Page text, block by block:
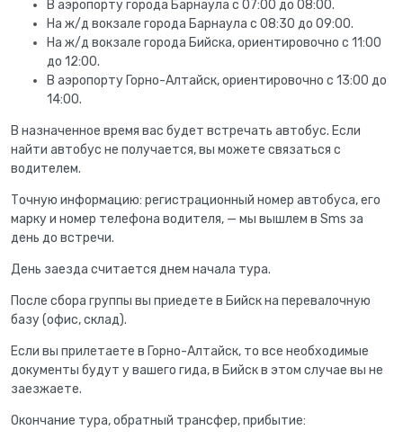
В аэропорту города Барнаула с 07:00 до 08:00.
На ж/д вокзале города Барнаула с 08:30 до 09:00.
На ж/д вокзале города Бийска, ориентировочно с 11:00
до 12:00.
В аэропорту Горно-Алтайск, ориентировочно с 13:00 до
14:00.
В назначенное время вас будет встречать автобус. Если
найти автобус не получается, вы можете связаться с
водителем.
Точную информацию: регистрационный номер автобуса, его
марку и номер телефона водителя, — мы вышлем в Sms за
день до встречи.
День заезда считается днем начала тура.
После сбора группы вы приедете в Бийск на перевалочную
базу (офис, склад).
Если вы прилетаете в Горно-Алтайск, то все необходимые
документы будут у вашего гида, в Бийск в этом случае вы не
заезжаете.
Окончание тура, обратный трансфер, прибытие: